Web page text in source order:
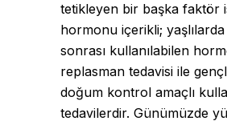
tetikleyen bir başka faktör
hormonu içerikli;
sonrası kullanılabilen
replasman tedavisi ile
doğum kontrol amaçlı
tedavilerdir. Günümüzde